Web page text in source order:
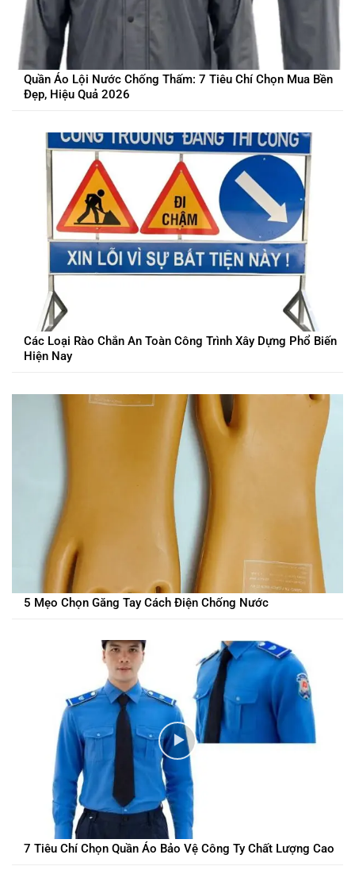
Quần Áo Lội Nước Chống Thấm: 7 Tiêu Chí Chọn Mua Bền
Đẹp, Hiệu Quả 2026
Các Loại Rào Chắn An Toàn Công Trình Xây Dựng Phổ Biến
Hiện Nay
5 Mẹo Chọn Găng Tay Cách Điện Chống Nước
7 Tiêu Chí Chọn Quần Áo Bảo Vệ Công Ty Chất Lượng Cao